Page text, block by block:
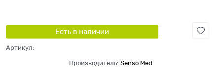
Есть в наличии
Артикул:
Производитель: Senso Med